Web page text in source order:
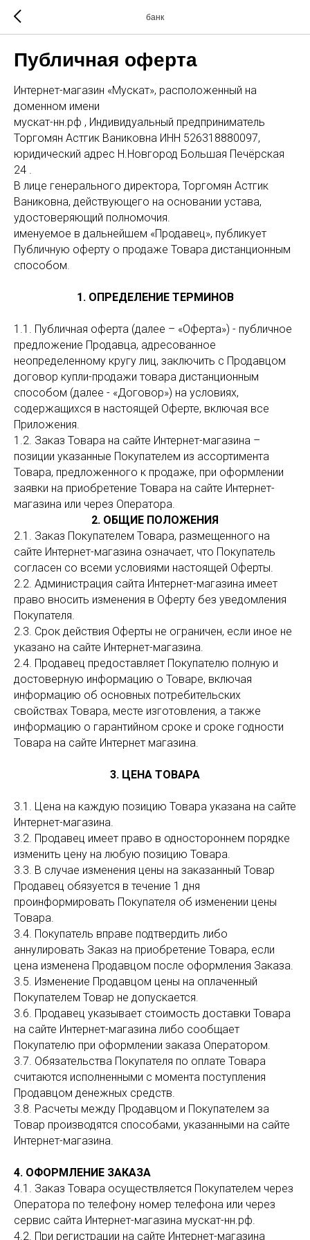
банк
Публичная оферта
Интернет-магазин «Мускат», расположенный на
доменном имени
мускат-нн.рф , Индивидуальный предприниматель
Торгомян Астгик Ваниковна ИНН 526318880097,
юридический адрес Н.Новгород Большая Печёрская
24 .
В лице генерального директора, Торгомян Астгик
Ваниковна, действующего на основании устава,
удостоверяющий полномочия.
именуемое в дальнейшем «Продавец», публикует
Публичную оферту о продаже Товара дистанционным
способом.
1. ОПРЕДЕЛЕНИЕ ТЕРМИНОВ
1.1. Публичная оферта (далее – «Оферта») - публичное
предложение Продавца, адресованное
неопределенному кругу лиц, заключить с Продавцом
договор купли-продажи товара дистанционным
способом (далее - «Договор») на условиях,
содержащихся в настоящей Оферте, включая все
Приложения.
1.2. Заказ Товара на сайте Интернет-магазина –
позиции указанные Покупателем из ассортимента
Товара, предложенного к продаже, при оформлении
заявки на приобретение Товара на сайте Интернет-
магазина или через Оператора.
2. ОБЩИЕ ПОЛОЖЕНИЯ
2.1. Заказ Покупателем Товара, размещенного на
сайте Интернет-магазина означает, что Покупатель
согласен со всеми условиями настоящей Оферты.
2.2. Администрация сайта Интернет-магазина имеет
право вносить изменения в Оферту без уведомления
Покупателя.
2.3. Срок действия Оферты не ограничен, если иное не
указано на сайте Интернет-магазина.
2.4. Продавец предоставляет Покупателю полную и
достоверную информацию о Товаре, включая
информацию об основных потребительских
свойствах Товара, месте изготовления, а также
информацию о гарантийном сроке и сроке годности
Товара на сайте Интернет магазина.
3. ЦЕНА ТОВАРА
3.1. Цена на каждую позицию Товара указана на сайте
Интернет-магазина.
3.2. Продавец имеет право в одностороннем порядке
изменить цену на любую позицию Товара.
3.3. В случае изменения цены на заказанный Товар
Продавец обязуется в течение 1 дня
проинформировать Покупателя об изменении цены
Товара.
3.4. Покупатель вправе подтвердить либо
аннулировать Заказ на приобретение Товара, если
цена изменена Продавцом после оформления Заказа.
3.5. Изменение Продавцом цены на оплаченный
Покупателем Товар не допускается.
3.6. Продавец указывает стоимость доставки Товара
на сайте Интернет-магазина либо сообщает
Покупателю при оформлении заказа Оператором.
3.7. Обязательства Покупателя по оплате Товара
считаются исполненными с момента поступления
Продавцом денежных средств.
3.8. Расчеты между Продавцом и Покупателем за
Товар производятся способами, указанными на сайте
Интернет-магазина.
4. ОФОРМЛЕНИЕ ЗАКАЗА
4.1. Заказ Товара осуществляется Покупателем через
Оператора по телефону номер телефона или через
сервис сайта Интернет-магазина мускат-нн.рф.
4.2. При регистрации на сайте Интернет-магазина